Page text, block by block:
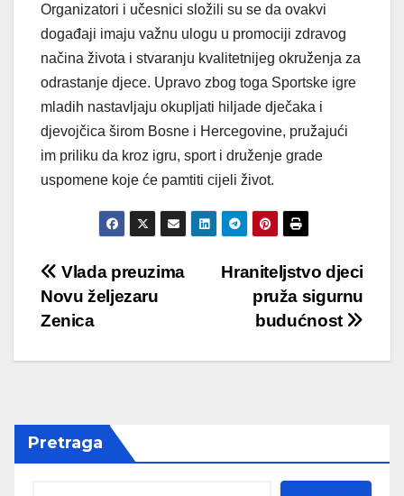
Organizatori i učesnici složili su se da ovakvi
događaji imaju važnu ulogu u promociji zdravog
načina života i stvaranju kvalitetnijeg okruženja za
odrastanje djece. Upravo zbog toga Sportske igre
mladih nastavljaju okupljati hiljade dječaka i
djevojčica širom Bosne i Hercegovine, pružajući
im priliku da kroz igru, sport i druženje grade
uspomene koje će pamtiti cijeli život.
Post
navigation
Hraniteljstvo djeci
pruža sigurnu
budućnost
Vlada preuzima
Novu željezaru
Zenica
Pretraga